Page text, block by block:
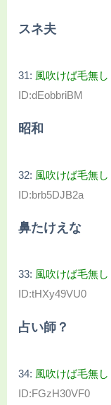
スネ夫
31: 風吹けば毛無し
ID:dEobbriBM
昭和
32: 風吹けば毛無し
ID:brb5DJB2a
鼻たけえな
33: 風吹けば毛無し
ID:tHXy49VU0
占い師？
34: 風吹けば毛無し
ID:FGzH30VF0